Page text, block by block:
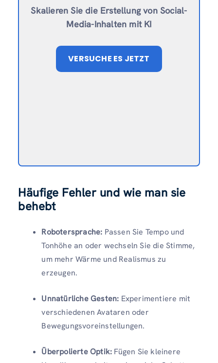
Skalieren Sie die Erstellung von Social-
Media-Inhalten mit KI
VERSUCHE ES JETZT
Häufige Fehler und wie man sie
behebt
Robotersprache: Passen Sie Tempo und
Tonhöhe an oder wechseln Sie die Stimme,
um mehr Wärme und Realismus zu
erzeugen.
Unnatürliche Gesten: Experimentiere mit
verschiedenen Avataren oder
Bewegungsvoreinstellungen.
Überpolierte Optik: Fügen Sie kleinere